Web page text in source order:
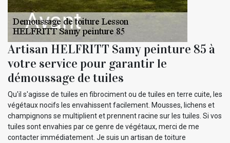
Artisan HELFRITT Samy peinture 85 à
votre service pour garantir le
démoussage de tuiles
Qu'il s'agisse de tuiles en fibrociment ou de tuiles en terre cuite, les
végétaux nocifs les envahissent facilement. Mousses, lichens et
champignons se multiplient et prennent racine sur les tuiles. Si vos
tuiles sont envahies par ce genre de végétaux, merci de me
contacter immédiatement. Je suis un artisan de toiture